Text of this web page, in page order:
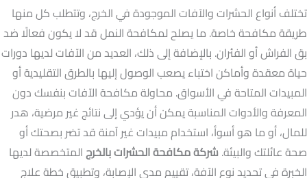
تختلف أنواع الحشرات والآفات الموجودة في الخرج، وتتطلب كل منها
طريقة مكافحة خاصة. ما يصلح لمكافحة النمل قد لا يكون فعالًا ضد
بق الفراش أو الفئران. بالإضافة إلى ذلك، العديد من الآفات لديها دورات
حياة معقدة وأماكن اختباء يصعب الوصول إليها بالطرق التقليدية أو
المبيدات المتاحة في الأسواق. محاولة مكافحة الآفات بنفسك دون
المعرفة والأدوات المناسبة يمكن أن يؤدي إلى نتائج غير مرضية، هدر
للمال، أو ما هو أسوأ، استخدام مبيدات غير آمنة قد تضر بصحتك أو
صحة عائلتك والبيئة.شركة مكافحة الحشرات بالخرجالمتخصصة لديها
الخبرة في تحديد نوع الآفة، تقييم مدى الإصابة، وتطبيق خطة علاج